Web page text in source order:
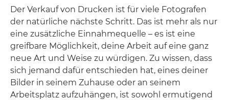
Der Verkauf von Drucken ist für viele Fotografen
der natürliche nächste Schritt. Das ist mehr als nur
eine zusätzliche Einnahmequelle – es ist eine
greifbare Möglichkeit, deine Arbeit auf eine ganz
neue Art und Weise zu würdigen. Zu wissen, dass
sich jemand dafür entschieden hat, eines deiner
Bilder in seinem Zuhause oder an seinem
Arbeitsplatz aufzuhängen, ist sowohl ermutigend